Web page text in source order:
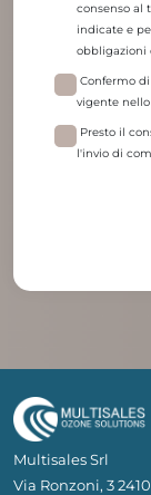
consenso al
indicate e
obbligazioni
Confermo
vigente
Presto il
l'invio di
Multisales Srl
Via Ronzoni, 3